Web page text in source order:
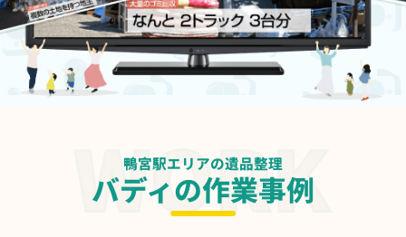
鴨宮駅エリアの遺品整理
バディの作業事例